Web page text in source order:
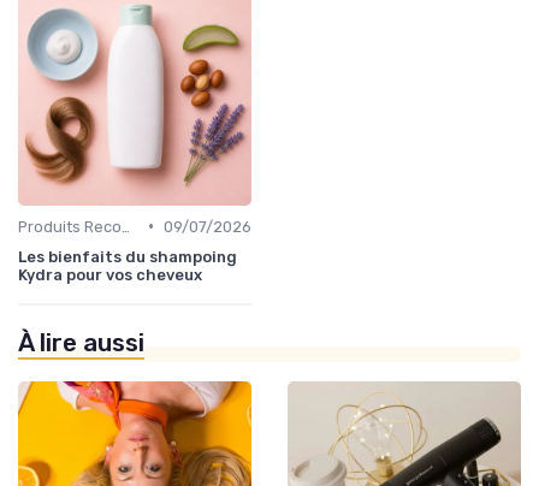
• 09/07/2026
Les bienfaits du shampoing
Kydra pour vos cheveux
À lire aussi